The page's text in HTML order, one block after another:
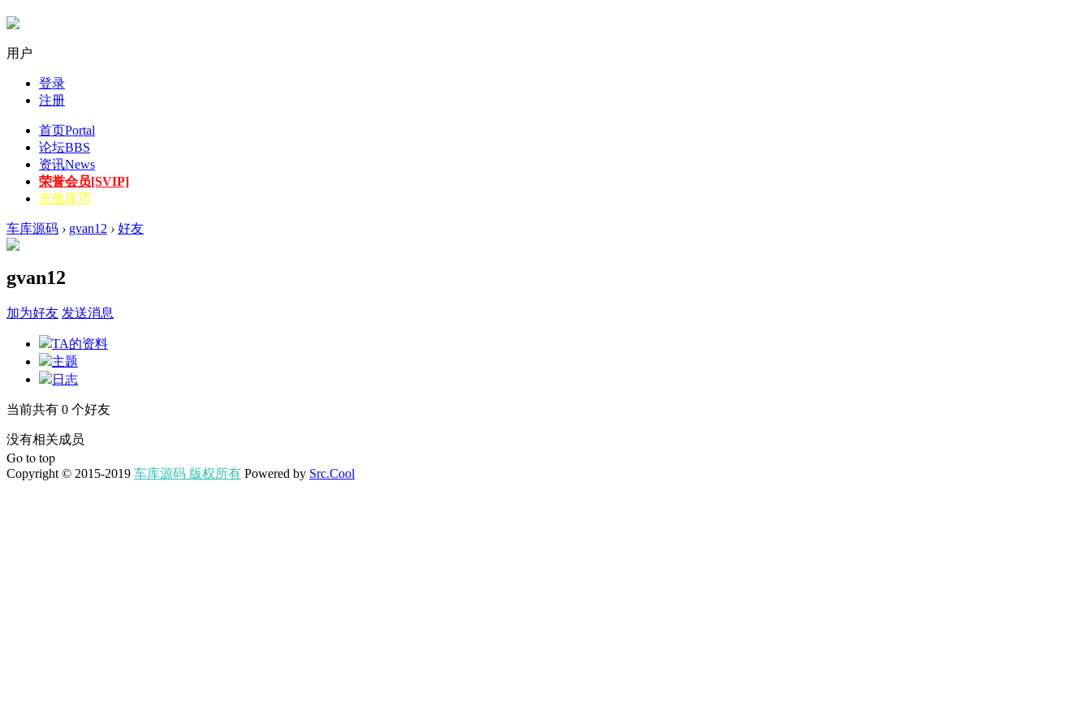
用户
登录
注册
首页Portal
论坛BBS
资讯News
荣誉会员[SVIP]
充值库币
车库源码 › gvan12 › 好友
gvan12
加为好友 发送消息
TA的资料
主题
日志
当前共有 0 个好友
没有相关成员
Go to top
Copyright © 2015-2019 车库源码 版权所有 Powered by Src.Cool